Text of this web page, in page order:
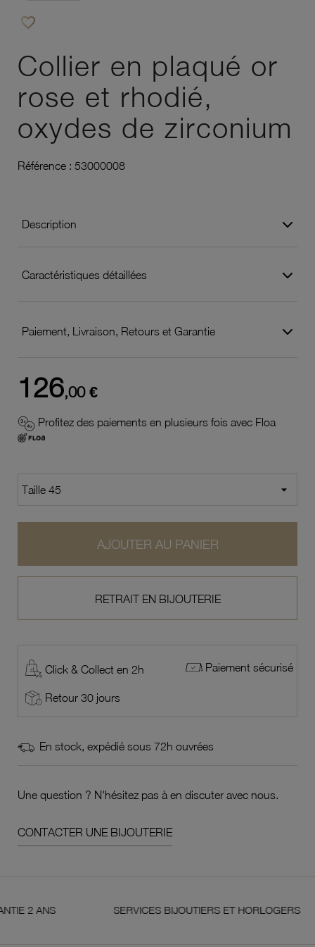
favorite_border
Collier en plaqué or
rose et rhodié,
oxydes de zirconium
Référence : 53000008
Description
Caractéristiques détaillées
Paiement, Livraison, Retours et Garantie
126,00 €
Profitez des paiements en plusieurs fois avec Floa
AJOUTER AU PANIER
RETRAIT EN BIJOUTERIE
Click & Collect en 2h Paiement sécurisé
Retour 30 jours
En stock, expédié sous 72h ouvrées
Une question ? N'hésitez pas à en discuter avec nous.
CONTACTER UNE BIJOUTERIE
SERVICES BIJOUTIERS ET HORLOGERS